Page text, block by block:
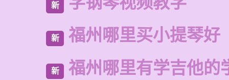
新
新 福州哪里买小提琴好
新 福州哪里有学吉他的